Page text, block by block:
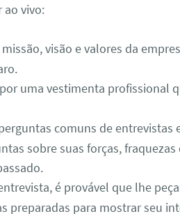
ao vivo:
visão e valores da
uma vestimenta profissional
comuns de entrevistas
sobre suas forças, fraquezas
é provável que lhe
preparadas para mostrar seu